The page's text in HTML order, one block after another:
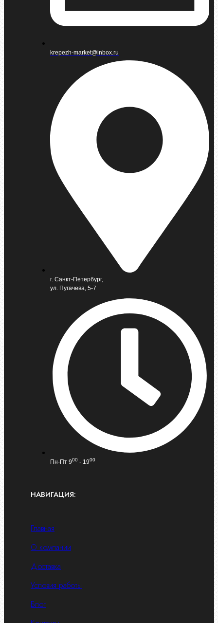
krepezh-market@inbox.ru
г. Санкт-Петербург,
ул. Пугачева, 5-7
Пн-Пт 900 - 1900
НАВИГАЦИЯ:
Главная
О компании
Доставка
Условия работы
Блог